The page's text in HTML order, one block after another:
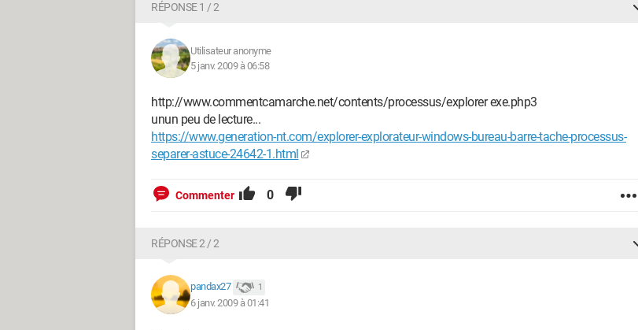
RÉPONSE 1 / 2
Utilisateur anonyme
5 janv. 2009 à 06:58
http://www.commentcamarche.net/contents/processus/explorer exe.php3
unun peu de lecture...
https://www.generation-nt.com/explorer-explorateur-windows-bureau-barre-tache-processus-
separer-astuce-24642-1.html
Commenter 0
RÉPONSE 2 / 2
pandax27 1
6 janv. 2009 à 01:41